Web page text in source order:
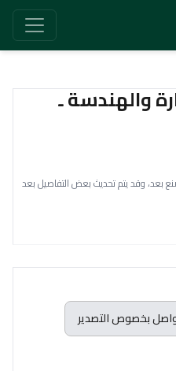
والهندسة ـ
بعد، وقد يتم تحديث بعض التفاصيل بعد
بخصوص التصدير